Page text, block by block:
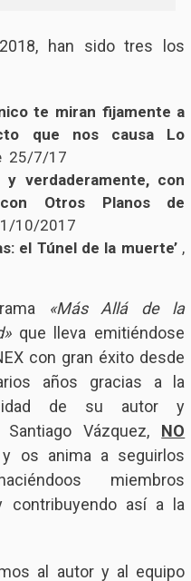
han sido tres los
te miran fijamente a
que nos causa Lo
25/7/17
y verdaderamente, con
Otros Planos de
10/2017
el Túnel de la muerte’,
«Más Allá de la
que lleva emitiéndose
con gran éxito desde
años gracias a la
de su autor y
Santiago Vázquez, NO
y os anima a seguirlos
miembros
contribuyendo así a la
al autor y al equipo